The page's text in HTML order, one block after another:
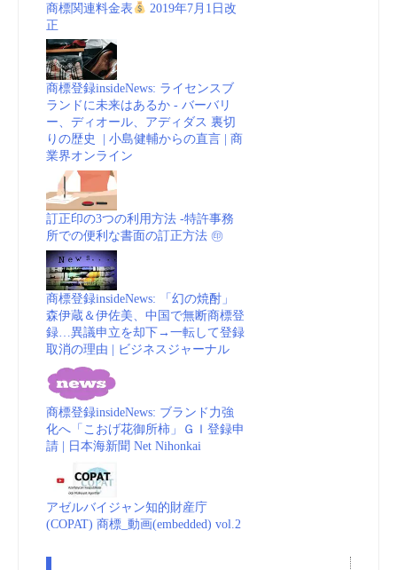
商標関連料金表
2019年7月1日改
正
商標登録insideNews: ライセンスブ
ランドに未来はあるか - バーバリ
ー、ディオール、アディダス 裏切
りの歴史 | 小島健輔からの直言 | 商
業界オンライン
訂正印の3つの利用方法 -特許事務
所での便利な書面の訂正方法 ㊞
商標登録insideNews: 「幻の焼酎」
森伊蔵＆伊佐美、中国で無断商標登
録…異議申立を却下→一転して登録
取消の理由 | ビジネスジャーナル
商標登録insideNews: ブランド力強
化へ「こおげ花御所柿」ＧＩ登録申
請 | 日本海新聞 Net Nihonkai
アゼルバイジャン知的財産庁
(COPAT) 商標_動画(embedded) vol.2